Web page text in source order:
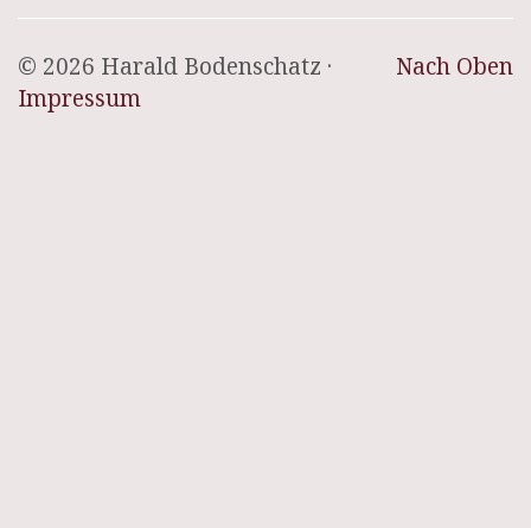
Nach Oben
© 2026 Harald Bodenschatz ·
Impressum